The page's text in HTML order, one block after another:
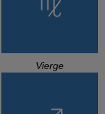
Vierge